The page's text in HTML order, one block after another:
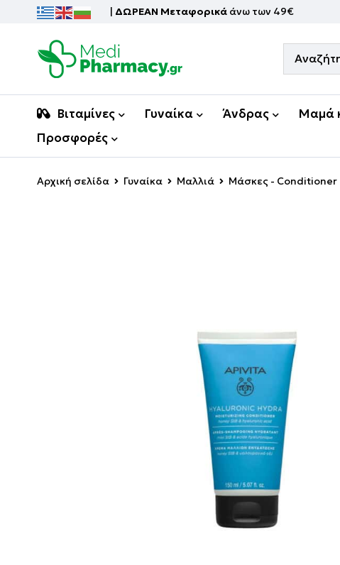
| ΔΩΡΕΑΝ Μεταφορικά άνω των 49€
Βιταμίνες Γυναίκα Άνδρας Μαμά
Προσφορές
Αρχική σελίδα Γυναίκα Μαλλιά Μάσκες - Conditioner